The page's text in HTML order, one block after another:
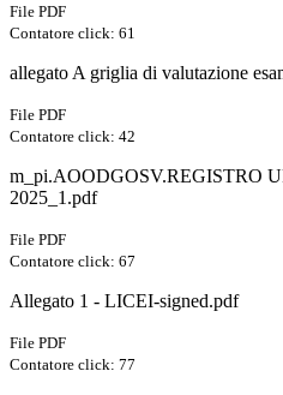
File PDF
Contatore click: 61
allegato A griglia di valutazione
File PDF
Contatore click: 42
m_pi.AOODGOSV.REGISTRO
2025_1.pdf
File PDF
Contatore click: 67
Allegato 1 - LICEI-signed.pdf
File PDF
Contatore click: 77